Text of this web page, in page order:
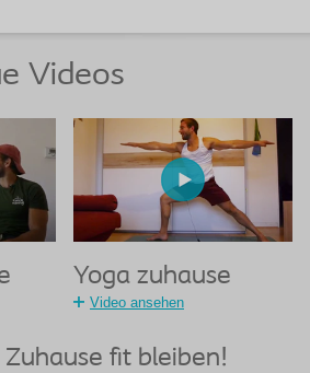
Videos
Yoga zuhause
Video ansehen
Zuhause fit bleiben!